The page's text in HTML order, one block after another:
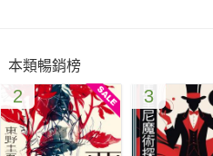
本類暢銷榜
2 3